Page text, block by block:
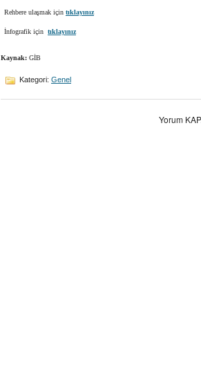
Rehbere ulaşmak için tıklayınız
İnfografik için tıklayınız
Kaynak: GİB
Kategori: Genel
Yorum